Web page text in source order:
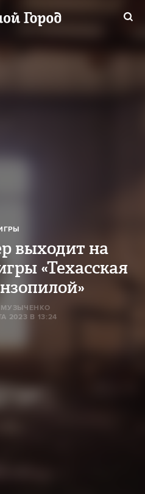
выходит на
«Техасская
2023 В 13:24